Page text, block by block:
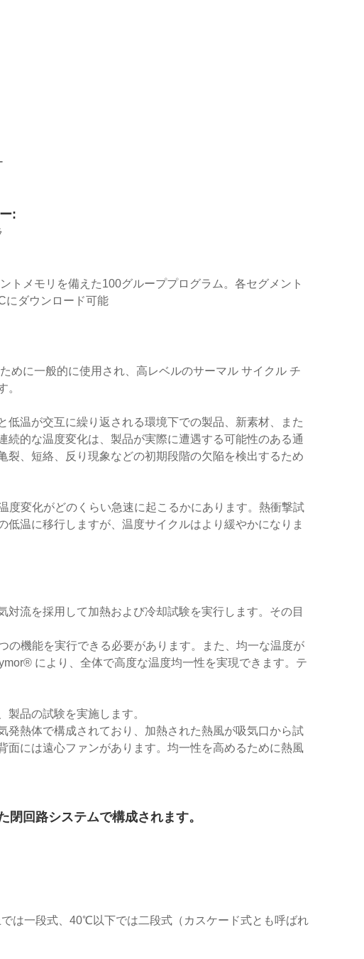
:
トメモリを備えた100グループプログラム。各セグメント
にダウンロード可能
めに一般的に使用され、高レベルのサーマル サイクル チ
。
温が交互に繰り返される環境下での製品、新素材、また
的な温度変化は、製品が実際に遭遇する可能性のある通
、短絡、反り現象などの初期段階の欠陥を検出するため
度変化がどのくらい急速に起こるかにあります。熱衝撃試
温に移行しますが、温度サイクルはより緩やかになりま
流を採用して加熱および冷却試験を実行します。その目
の機能を実行できる必要があります。また、均一な温度が
により、全体で高度な温度均一性を実現できます。テ
品の試験を実施します。
熱体で構成されており、加熱された熱風が吸気口から試
には遠心ファンがあります。均一性を高めるために熱風
回路システムで構成されます。
は一段式、40℃以下では二段式（カスケード式とも呼ばれ